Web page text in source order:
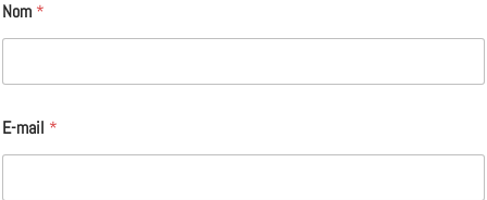
Nom *
E-mail *